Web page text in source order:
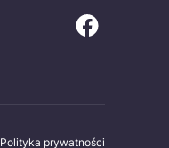
Polityka prywatności